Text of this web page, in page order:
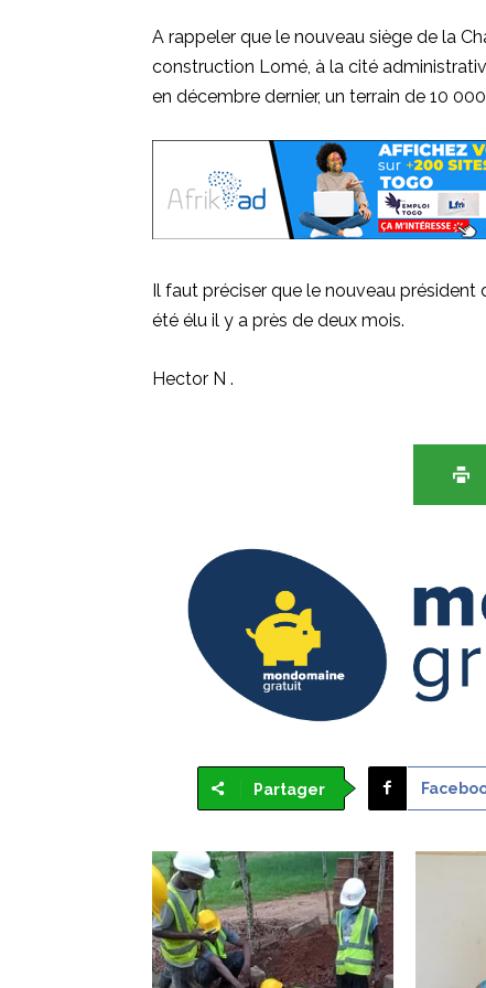
A rappeler que le nouveau siège de la
construction Lomé, à la cité
en décembre dernier, un terrain de 10 000
Il faut préciser que le nouveau président
été élu il y a près de deux mois.
Hector N .
Partager